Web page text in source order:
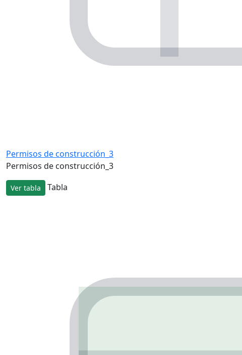
Permisos de construcción_3
Permisos de construcción_3
Ver tabla Tabla